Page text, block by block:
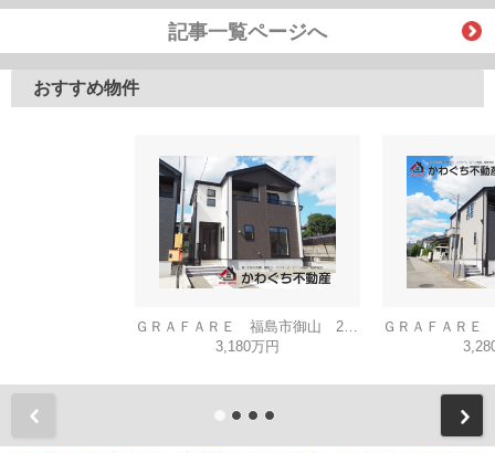
記事一覧ページへ
おすすめ物件
ＧＲＡＦＡＲＥ 福島市御山 2号棟
3,180万円